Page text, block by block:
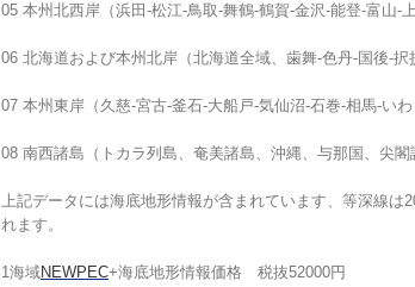
05 本州北西岸（浜田-松江-鳥取-舞鶴-鶴賀-金沢-能登-富山-
06 北海道および本州北岸（北海道全域、歯舞-色丹-国後-択
07 本州東岸（久慈-宮古-釜石-大船戸-気仙沼-石巻-相馬-いわ
08 南西諸島（トカラ列島、奄美諸島、沖縄、与那国、尖閣
上記データには海底地形情報が含まれています、等深線は
れます。
1海域NEWPEC+海底地形情報価格 税抜52000円